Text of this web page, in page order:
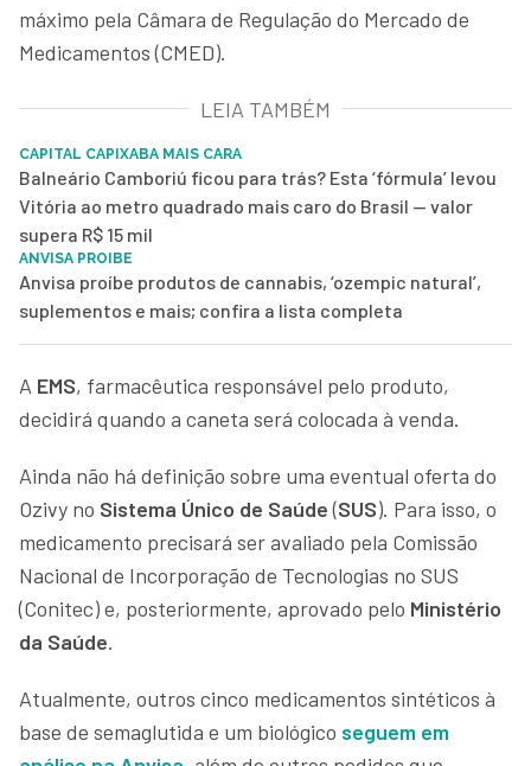
máximo pela Câmara de Regulação do Mercado de
Medicamentos (CMED).
LEIA TAMBÉM
CAPITAL CAPIXABA MAIS CARA
Balneário Camboriú ficou para trás? Esta ‘fórmula’ levou
Vitória ao metro quadrado mais caro do Brasil — valor
supera R$ 15 mil
ANVISA PROIBE
Anvisa proíbe produtos de cannabis, ‘ozempic natural’,
suplementos e mais; confira a lista completa
A EMS, farmacêutica responsável pelo produto,
decidirá quando a caneta será colocada à venda.
Ainda não há definição sobre uma eventual oferta do
Ozivy no Sistema Único de Saúde(SUS). Para isso, o
medicamento precisará ser avaliado pela Comissão
Nacional de Incorporação de Tecnologias no SUS
(Conitec) e, posteriormente, aprovado pelo Ministério
da Saúde.
Atualmente, outros cinco medicamentos sintéticos à
base de semaglutida e um biológico seguem em